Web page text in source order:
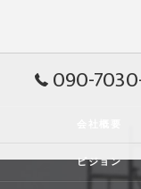
090-
ビジョン